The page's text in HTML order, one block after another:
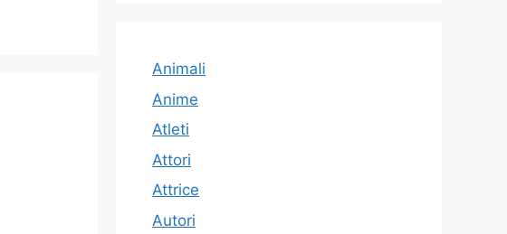
Animali
Anime
Atleti
Attori
Attrice
Autori